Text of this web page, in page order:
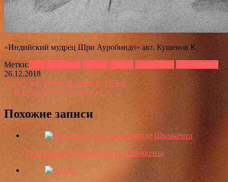
«Индийский мудрец Шри Ауробиндо» авт. Кушенов К.
Метки:
26.12.2018
Авторское Комментариев нет askar
← В музее Успехи селекции →
Похожие записи
Точильщик в Старом городе Шымкента